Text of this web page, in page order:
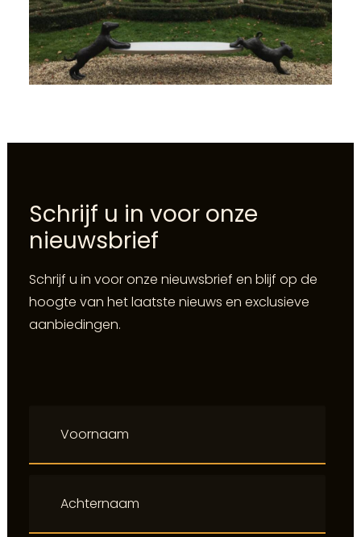
Schrijf u in voor onze
nieuwsbrief
Schrijf u in voor onze nieuwsbrief en blijf op de
hoogte van het laatste nieuws en exclusieve
aanbiedingen.